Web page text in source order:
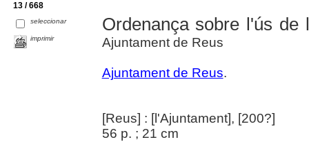
13 / 668
seleccionar
imprimir
Ordenança sobre l'ús
Ajuntament de Reus
Ajuntament de Reus.
[Reus] : [l'Ajuntament], [200?]
56 p. ; 21 cm